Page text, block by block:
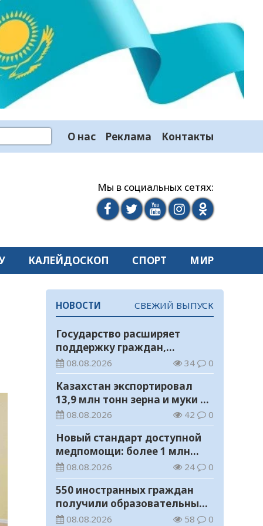
О нас Реклама Контакты
Мы в социальных сетях:
КАЛЕЙДОСКОП СПОРТ МИР
НОВОСТИ СВЕЖИЙ ВЫПУСК
Государство расширяет
поддержку граждан,
переезжающих в новые
регионы для работы
08.08.2026 34 0
Казахстан экспортировал
13,9 млн тонн зерна и муки в
зерновом эквиваленте
08.08.2026 42 0
Новый стандарт доступной
медпомощи: более 1 млн
казахстанцев получили
телемедицинские услуги
08.08.2026 24 0
550 иностранных граждан
получили образовательные
гранты для обучения в
08.08.2026 58 0